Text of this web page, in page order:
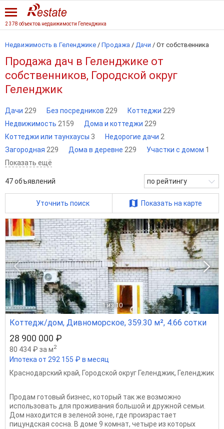
2 378 объектов недвижимости Геленджика
Недвижимость в Геленджике / Продажа / Дачи / От собственника
Продажа дач в Геленджике от
собственников, Городской округ
Геленджик
Дачи 229 Без посредников 229 Коттеджи 229
Недвижимость 2159 Дома и коттеджи 229
Коттеджи или таунхаусы 3 Недорогие дачи 2
Загородная 229 Дома в деревне 229 Участки с домом 1
Показать ещё
47объявлений по рейтингу
Уточнить поиск Показать на карте
1 из 10
Коттедж/дом, Дивноморское, 359.30 м², 4.66 сотки
28 900 000 ₽
80 434 ₽ за м2
Ипотека от 292 155 ₽ в месяц
Краснодарский край, Городской округ Геленджик, Геленджик
Продам готовый бизнес, который так же возможно
использовать для проживания большой и дружной семьи.
Дом находится в зеленой зоне, где произрастает
пицундская сосна. В доме 9 комнат, четыре из которых